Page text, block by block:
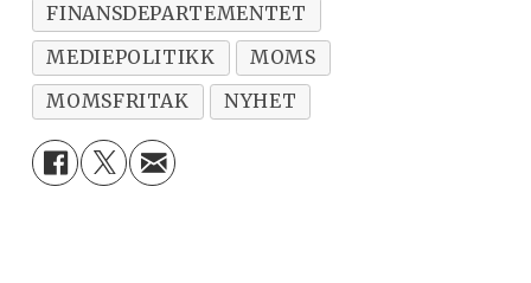
FINANSDEPARTEMENTET
MEDIEPOLITIKK
MOMS
MOMSFRITAK
NYHET